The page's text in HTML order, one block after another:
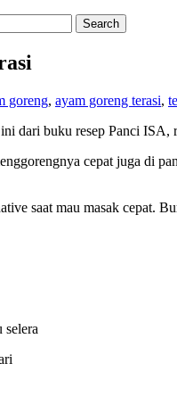
goreng, ayam goreng terasi,
dari buku resep Panci
cepat juga di
saat mau masak cepat.
selera